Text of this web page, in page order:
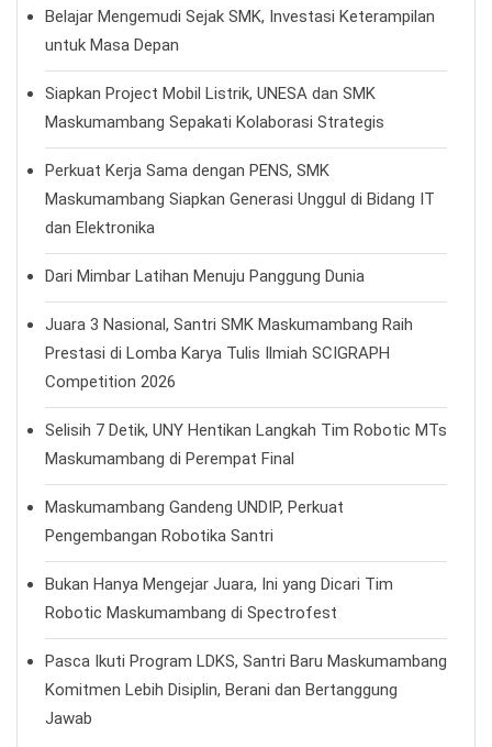
Belajar Mengemudi Sejak SMK, Investasi Keterampilan
untuk Masa Depan
Siapkan Project Mobil Listrik, UNESA dan SMK
Maskumambang Sepakati Kolaborasi Strategis
Perkuat Kerja Sama dengan PENS, SMK
Maskumambang Siapkan Generasi Unggul di Bidang IT
dan Elektronika
Dari Mimbar Latihan Menuju Panggung Dunia
Juara 3 Nasional, Santri SMK Maskumambang Raih
Prestasi di Lomba Karya Tulis Ilmiah SCIGRAPH
Competition 2026
Selisih 7 Detik, UNY Hentikan Langkah Tim Robotic MTs
Maskumambang di Perempat Final
Maskumambang Gandeng UNDIP, Perkuat
Pengembangan Robotika Santri
Bukan Hanya Mengejar Juara, Ini yang Dicari Tim
Robotic Maskumambang di Spectrofest
Pasca Ikuti Program LDKS, Santri Baru Maskumambang
Komitmen Lebih Disiplin, Berani dan Bertanggung
Jawab